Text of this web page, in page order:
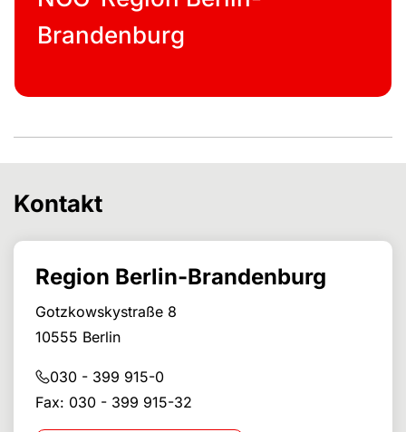
Brandenburg
Kontakt
Region Berlin-Brandenburg
Gotzkowskystraße 8
10555 Berlin
030 - 399 915-0
Fax: 030 - 399 915-32